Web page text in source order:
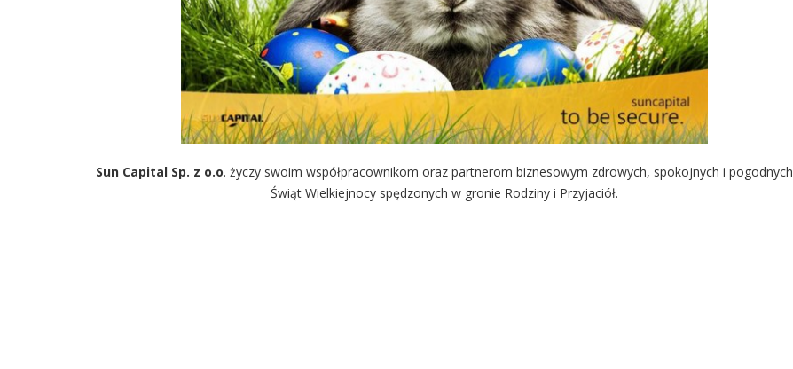
Sun Capital Sp. z o.o. życzy swoim współpracownikom oraz partnerom biznesowym zdrowych, spokojnych i pogodnych
Świąt Wielkiejnocy spędzonych w gronie Rodziny i Przyjaciół.